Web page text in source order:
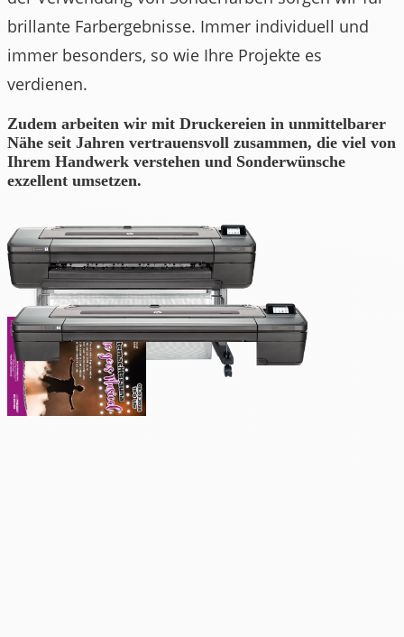
brillante Farbergebnisse. Immer individuell und
immer besonders, so wie Ihre Projekte es
verdienen.
Zudem arbeiten wir mit Druckereien in unmittelbarer
Nähe seit Jahren vertrauensvoll zusammen, die viel von
Ihrem Handwerk verstehen und Sonderwünsche
exzellent umsetzen.